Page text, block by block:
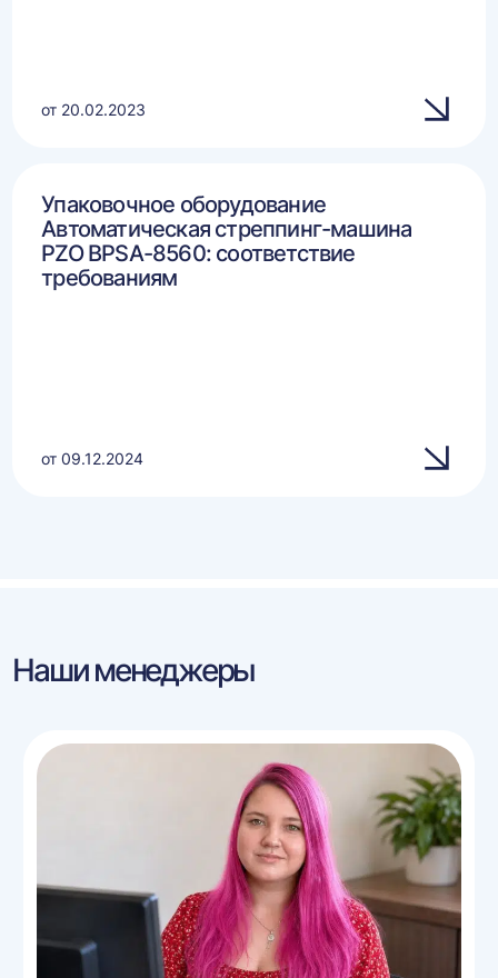
от 20.02.2023
Упаковочное оборудование
Автоматическая стреппинг-машина
PZO BPSA-8560: соответствие
требованиям
от 09.12.2024
Наши менеджеры